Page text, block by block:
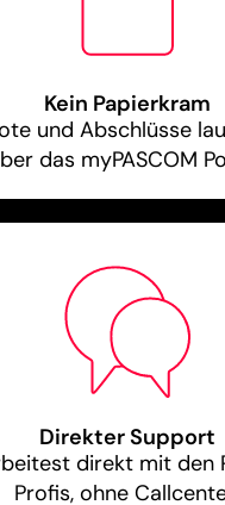
Kein Papierkram
und Abschlüsse
das myPASCOM
Direkter Support
direkt mit den
Profis, ohne